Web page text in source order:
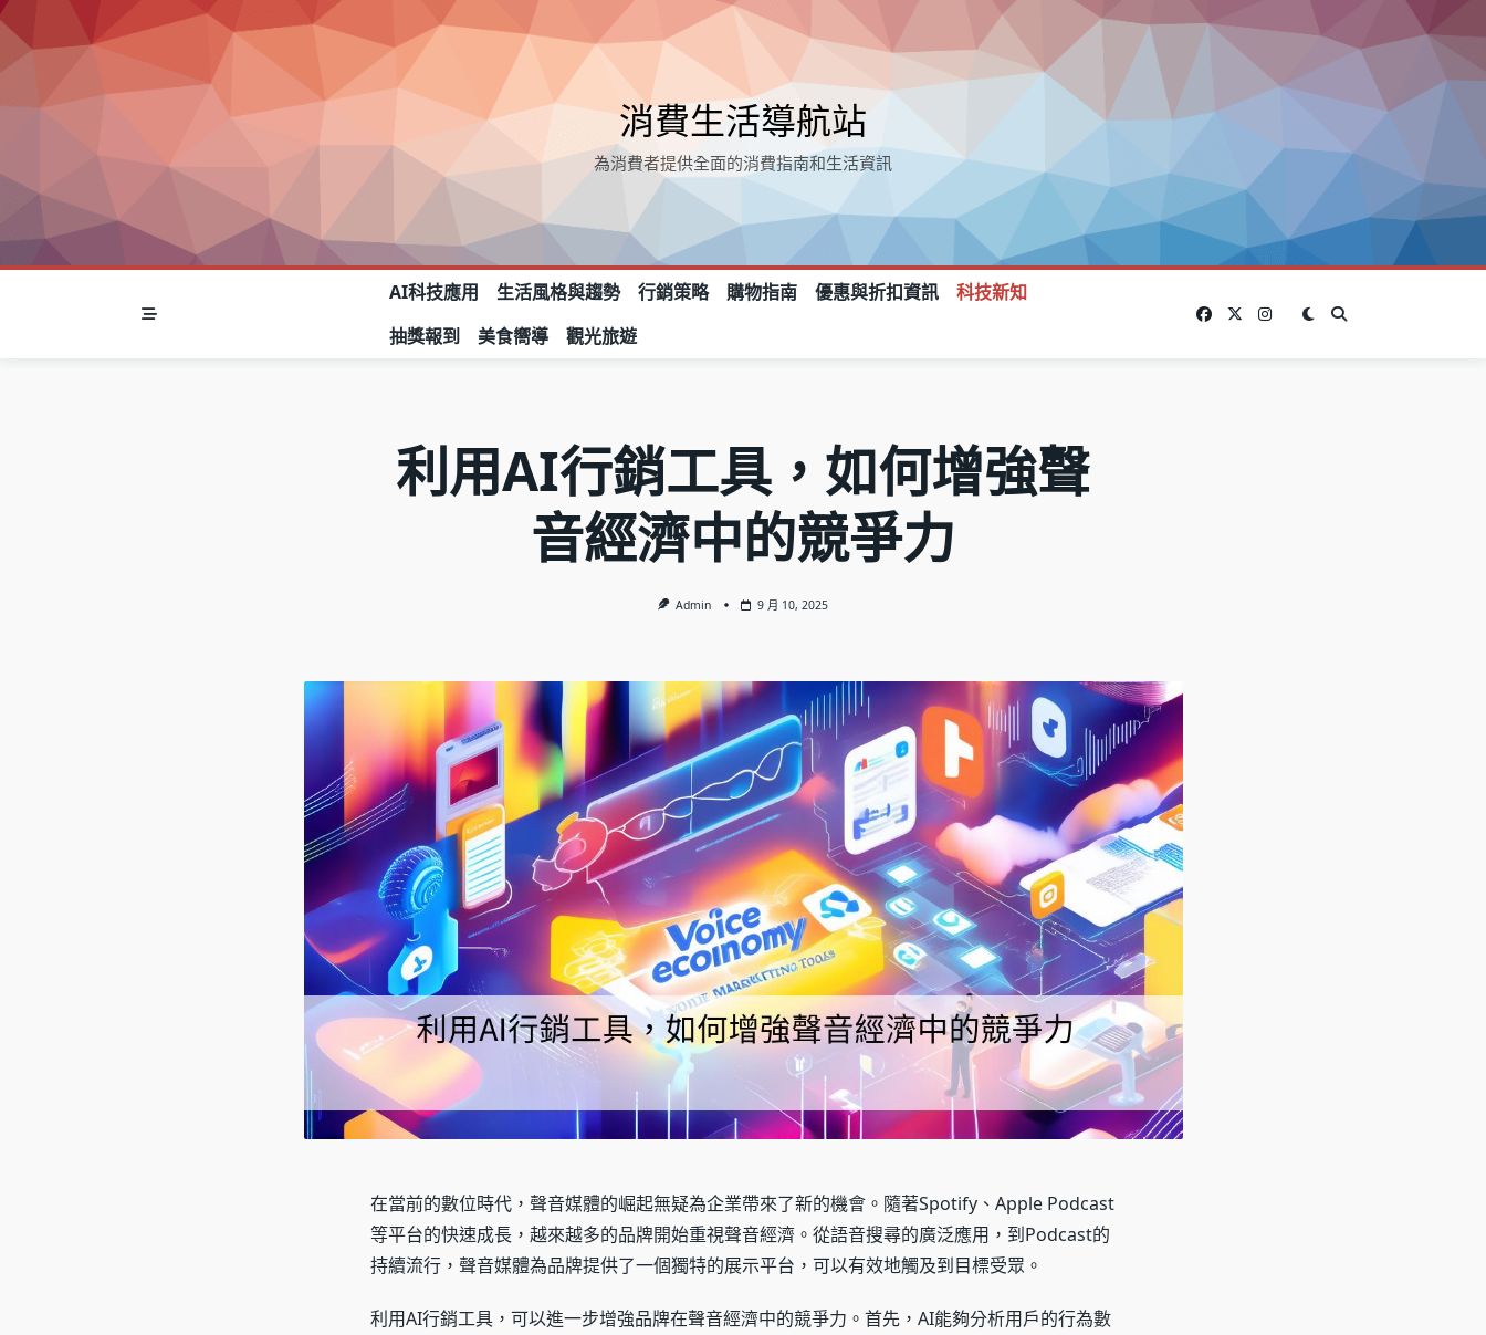
Skip
to
content
消費生活導航站
為消費者提供全面的消費指南和生活資訊
AI科技應用 生活風格與趨勢 行銷策略 購物指南 優惠與折扣資訊
科技新知
抽獎報到
美食嚮導 觀光旅遊
利用AI行銷工具，如何增強聲
音經濟中的競爭力
Admin 9 月 10, 2025
在當前的數位時代，聲音媒體的崛起無疑為企業帶來了新的機會。隨著Spotify、Apple Podcast
等平台的快速成長，越來越多的品牌開始重視聲音經濟。從語音搜尋的廣泛應用，到Podcast的
持續流行，聲音媒體為品牌提供了一個獨特的展示平台，可以有效地觸及到目標受眾。
利用AI行銷工具，可以進一步增強品牌在聲音經濟中的競爭力。首先，AI能夠分析用戶的行為數